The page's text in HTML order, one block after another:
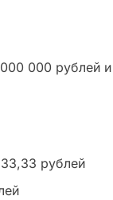
000 рублей и
рублей